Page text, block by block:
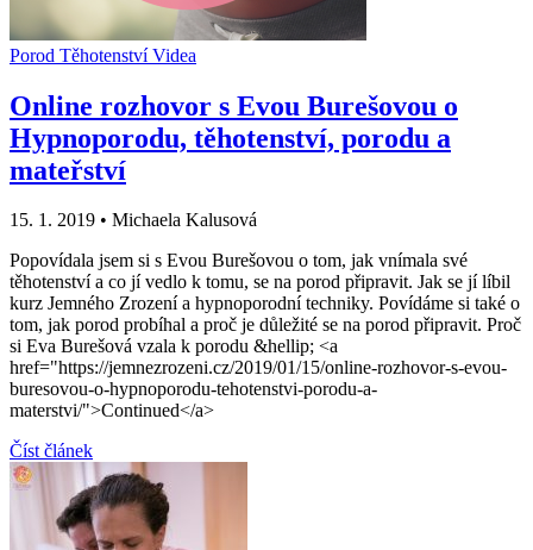
Porod TěhotenstvíVidea
Online rozhovor s Evou Burešovou o
Hypnoporodu, těhotenství, porodu a
mateřství
15. 1. 2019 • Michaela Kalusová
Popovídala jsem si s Evou Burešovou o tom, jak vnímala své
těhotenství a co jí vedlo k tomu, se na porod připravit. Jak se jí líbil
kurz Jemného Zrození a hypnoporodní techniky. Povídáme si také o
tom, jak porod probíhal a proč je důležité se na porod připravit. Proč
si Eva Burešová vzala k porodu &hellip; <a
href="https://jemnezrozeni.cz/2019/01/15/online-rozhovor-s-evou-
buresovou-o-hypnoporodu-tehotenstvi-porodu-a-
materstvi/">Continued</a>
Číst článek